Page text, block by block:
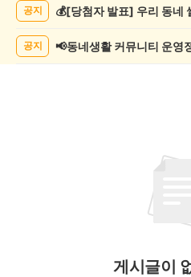
글
공지
공지 📢동네생활 커뮤니티 운
게시글이